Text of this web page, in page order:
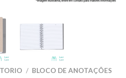
/ BLOCO DE ANOTAÇÕES